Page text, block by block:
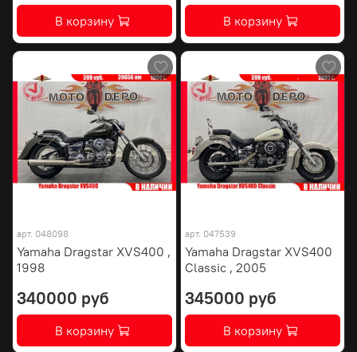
В корзину В корзину
арт. 048098
Yamaha Dragstar XVS400 ,
1998
340000 руб
В корзину
арт. 047539
Yamaha Dragstar XVS400
Classic , 2005
345000 руб
В корзину